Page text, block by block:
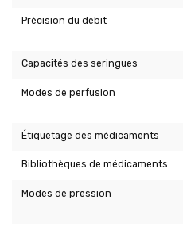
Précision du débit
Capacités des seringues
Modes de perfusion
Étiquetage des médicaments
Bibliothèques de médicaments
Modes de pression